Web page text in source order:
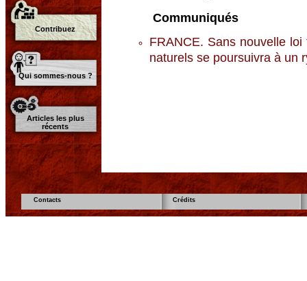
Contribuez
Qui sommes-nous ?
Articles les plus
récents
Communiqués
FRANCE. Sans nouvelle
naturels se poursuivra à un
Contacts Crédits